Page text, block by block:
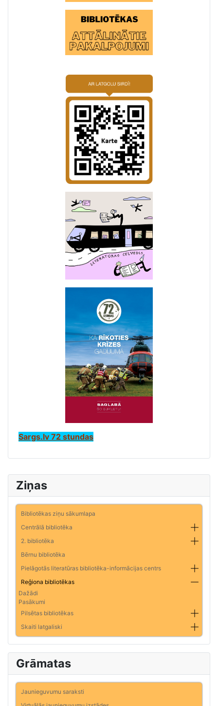
Ziņas
Bibliotēkas ziņu sākumlapa
Centrālā bibliotēka
2. bibliotēka
Bērnu bibliotēka
Pielāgotās literatūras bibliotēka-informācijas centrs
Reģiona bibliotēkas
Dažādi
Pasākumi
Pilsētas bibliotēkas
Skaiti latgaliski
Grāmatas
Jaunieguvumu saraksti
Sargs.lv 72 stundas